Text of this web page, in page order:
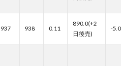
937 938 0.11
890.0(+2
日後売)
-